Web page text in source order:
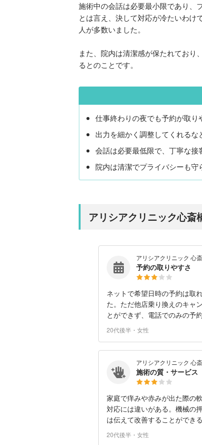
施術中の会話は必要最小限であり、
とは言え、決して対応が冷たいわけ
人が多数いました。
また、院内は清潔感が保たれており
るとのことです。
仕事終わりの夜でも予約が取り
出力を細かく調整してくれるな
会話は必要最低限で、丁寧な接
院内は清潔でプライバシーも守
アリシアクリニック心斎
アリシアクリニック 心
予約の取りやすさ
ネットで希望日時の予約は取
た。ただ他店乗り換えのキャ
とができず、電話でのみの予
20代後半・女性
アリシアクリニック 心
施術の質・サービス
家庭で痒みや赤みが出た際の
対応には違いがある。機械の
は伝えて改善することができる
20代後半・女性